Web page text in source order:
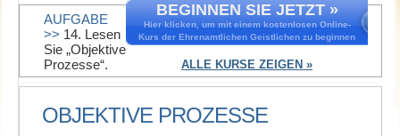
BEGINNEN SIE JETZT »
Hier klicken, um mit einem kostenlosen Online-
Kurs der Ehrenamtlichen Geistlichen zu beginnen
ALLE KURSE ZEIGEN »
AUFGABE
>> 14. Lesen
Sie „Objektive
Prozesse“.
OBJEKTIVE PROZESSE